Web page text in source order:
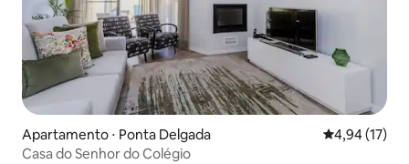
Apartamento ⋅ Ponta Delgada 4,94 de uma
4,94 (17)
Casa do Senhor do Colégio